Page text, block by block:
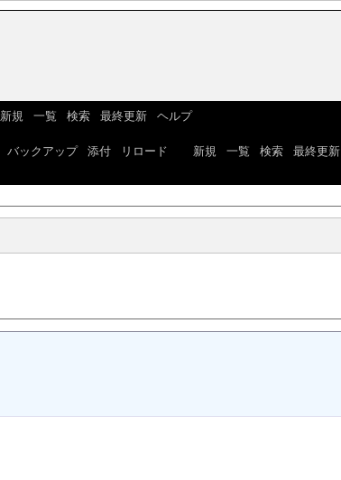
新規 一覧 検索| 最終更新| ヘルプ]
バックアップ| 添付| リロード 新規 一覧 検索| 最終更新